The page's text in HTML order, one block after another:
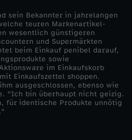
sein Bekannter in jahrelangen
teuren Markenartikel-
wesentlich günstigeren
und Supermärkten
beim Einkauf penibel darauf,
sowie
im Einkaufskorb
Einkaufszettel shoppen.
ausgeschlossen, ebenso wie
"Ich bin überhaupt nicht geizig.
für identische Produkte unnötig